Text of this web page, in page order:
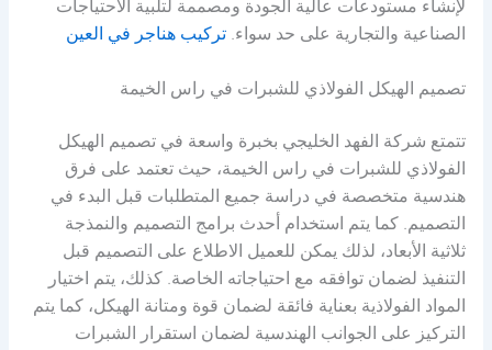
لإنشاء مستودعات عالية الجودة ومصممة لتلبية الاحتياجات
الصناعية والتجارية على حد سواء. تركيب هناجر في العين
تصميم الهيكل الفولاذي للشبرات في راس الخيمة
تتمتع شركة الفهد الخليجي بخبرة واسعة في تصميم الهيكل
الفولاذي للشبرات في راس الخيمة، حيث تعتمد على فرق
هندسية متخصصة في دراسة جميع المتطلبات قبل البدء في
التصميم. كما يتم استخدام أحدث برامج التصميم والنمذجة
ثلاثية الأبعاد، لذلك يمكن للعميل الاطلاع على التصميم قبل
التنفيذ لضمان توافقه مع احتياجاته الخاصة. كذلك، يتم اختيار
المواد الفولاذية بعناية فائقة لضمان قوة ومتانة الهيكل، كما يتم
التركيز على الجوانب الهندسية لضمان استقرار الشبرات